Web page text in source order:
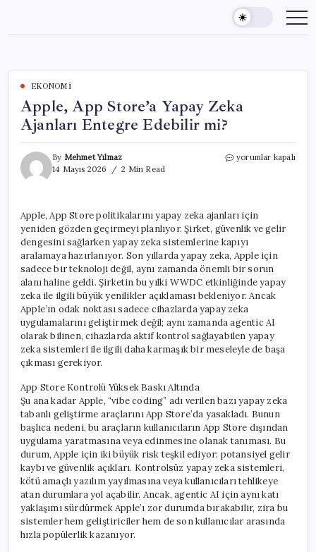
content
EKONOMI
Apple, App Store’a Yapay Zeka
Ajanları Entegre Edebilir mi?
By Mehmet Yılmaz
14 Mayıs 2026
2 Min Read
Apple,
Ajanları
Entegre
Edebilir
mi?
için
yorumlar kapalı
Apple, App Store politikalarını yapay zeka ajanları için
yeniden gözden geçirmeyi planlıyor. Şirket, güvenlik ve gelir
dengesini sağlarken yapay zeka sistemlerine kapıyı
aralamaya hazırlanıyor. Son yıllarda yapay zeka, Apple için
sadece bir teknoloji değil, aynı zamanda önemli bir sorun
alanı haline geldi. Şirketin bu yılki WWDC etkinliğinde yapay
zeka ile ilgili büyük yenilikler açıklaması bekleniyor. Ancak
Apple’ın odak noktası sadece cihazlarda yapay zeka
uygulamalarını geliştirmek değil; aynı zamanda agentic AI
olarak bilinen, cihazlarda aktif kontrol sağlayabilen yapay
zeka sistemleri ile ilgili daha karmaşık bir meseleyle de başa
çıkması gerekiyor.
App Store Kontrolü Yüksek Baskı Altında
Şu ana kadar Apple, “vibe coding” adı verilen bazı yapay zeka
tabanlı geliştirme araçlarını App Store’da yasakladı. Bunun
başlıca nedeni, bu araçların kullanıcıların App Store dışından
uygulama yaratmasına veya edinmesine olanak tanıması. Bu
durum, Apple için iki büyük risk teşkil ediyor: potansiyel gelir
kaybı ve güvenlik açıkları. Kontrolsüz yapay zeka sistemleri,
kötü amaçlı yazılım yayılmasına veya kullanıcıları tehlikeye
atan durumlara yol açabilir. Ancak, agentic AI için aynı katı
yaklaşımı sürdürmek Apple’ı zor durumda bırakabilir, zira bu
sistemler hem geliştiriciler hem de son kullanıcılar arasında
hızla popülerlik kazanıyor.